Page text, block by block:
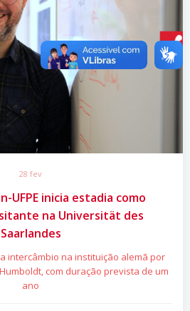
28 fev
UFPE inicia estadia como
na Universität des
Saarlandes
intercâmbio na instituição alemã por
com duração prevista de um
ano